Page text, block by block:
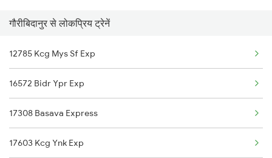
Gauribidanur to Bagalkot Trains
Gauribidanur to Bidar Trains
Gauribidanur to Vijayapura Trains
गौरीबिदानुर से लोकप्रिय ट्रेनें
12785 Kcg Mys Sf Exp
16572 Bidr Ypr Exp
17308 Basava Express
17603 Kcg Ynk Exp